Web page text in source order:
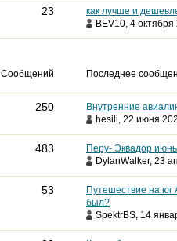
23
как лучше и
BEV10, 4 октября
Сообщений Последнее
250
Внутренние
hesili, 22 июня
483
Перу- Эквадор
DylanWalker, 23
53
Путешествие на юг
был?
SpektrBS, 14